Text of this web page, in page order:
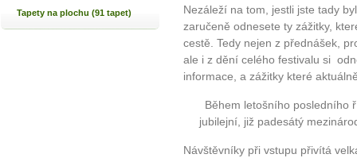
Tapety na plochu (91 tapet)
Nezáleží na tom, jestli jste tady
zaručeně odnesete ty zážitky,
cestě. Tedy nejen z přednášek,
ale i z dění celého festivalu si
informace, a zážitky které
Během letošního posledního
jubilejní, již padesátý
Návštěvníky při vstupu přivítá